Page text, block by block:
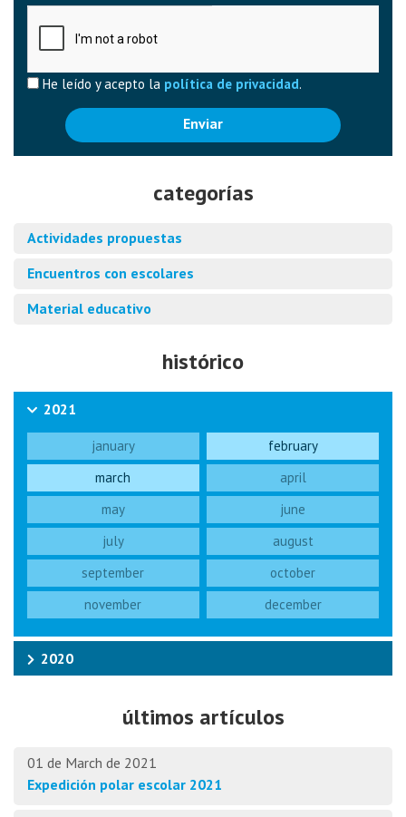
He leído y acepto la política de privacidad.
Enviar
categorías
Actividades propuestas
Encuentros con escolares
Material educativo
histórico
2021
january
february
march
april
may
june
july
august
september
october
november
december
2020
últimos artículos
01 de March de 2021
Expedición polar escolar 2021